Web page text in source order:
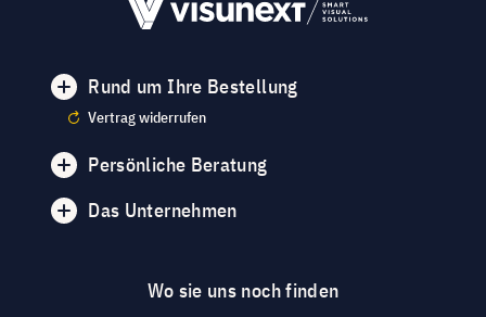
Rund um Ihre Bestellung
Vertrag widerrufen
Persönliche Beratung
Das Unternehmen
Wo sie uns noch finden